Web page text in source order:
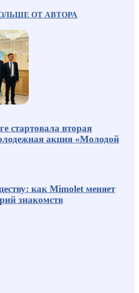
ОТ АВТОРА
стартовала вторая
акция «Молодой
как Mimolet меняет
знакомств